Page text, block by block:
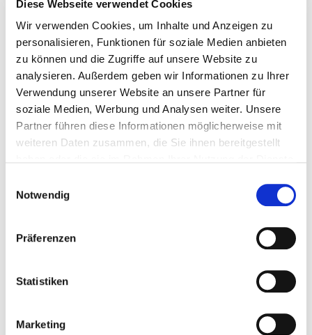
Diese Webseite verwendet Cookies
Wir verwenden Cookies, um Inhalte und Anzeigen zu
personalisieren, Funktionen für soziale Medien anbieten
zu können und die Zugriffe auf unsere Website zu
analysieren. Außerdem geben wir Informationen zu Ihrer
Verwendung unserer Website an unsere Partner für
soziale Medien, Werbung und Analysen weiter. Unsere
Partner führen diese Informationen möglicherweise mit
weiteren Daten zusammen, die Sie ihnen bereitgestellt
Notwendig
Präferenzen
Statistiken
Marketing